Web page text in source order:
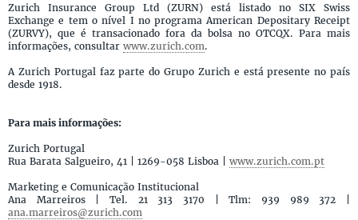
Zurich Insurance Group Ltd (ZURN) está listado no SIX Swiss
Exchange e tem o nível I no programa American Depositary Receipt
(ZURVY), que é transacionado fora da bolsa no OTCQX. Para mais
informações, consultar www.zurich.com.
A Zurich Portugal faz parte do Grupo Zurich e está presente no país
desde 1918.
Para mais informações:
Zurich Portugal
Rua Barata Salgueiro, 41 | 1269-058 Lisboa | www.zurich.com.pt
Marketing e Comunicação Institucional
Ana Marreiros | Tel. 21 313 3170 | Tlm: 939 989 372 |
ana.marreiros@zurich.com